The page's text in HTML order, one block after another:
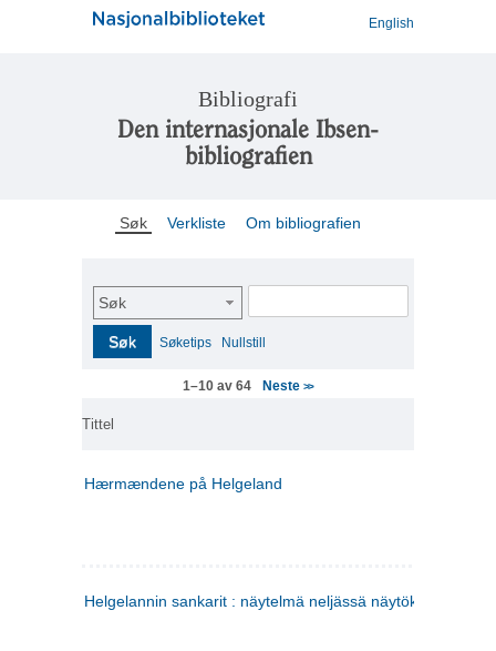
English
Bibliografi
Den internasjonale Ibsen-
bibliografien
Søk Verkliste Om bibliografien
Søk
Søk Søketips Nullstill
1–10 av 64 Neste>>
Tittel
Hærmændene på Helgeland
Helgelannin sankarit : näytelmä neljässä näytöksessä